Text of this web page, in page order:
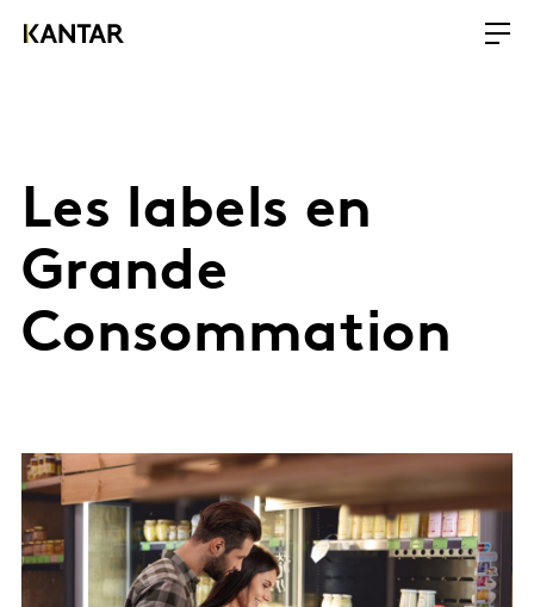
Les labels en
Grande
Consommation